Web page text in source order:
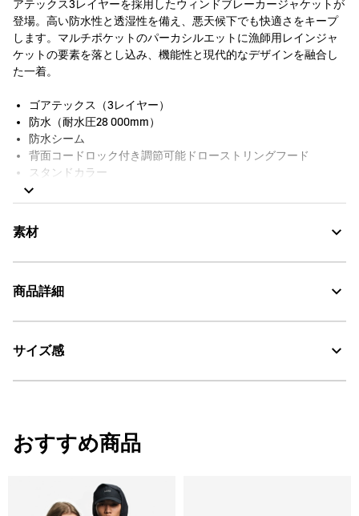
アテックス3レイヤーを採用したウィンドブレーカージャケットが
登場。高い防水性と透湿性を備え、悪天候下でも快適さをキープ
します。マルチポケットのパーカシルエットに漁師用レインジャ
ケットの要素を落とし込み、機能性と現代的なデザインを融合し
た一着。
ゴアテックス（3レイヤー）
防水（耐水圧28 000mm）
防水シーム
背面コードロック付き調節可能ドローストリングフード
スタンドカラー
肩に反射ストリップ×2
ベルクロ留めプラケット下にダブルジップフロント
ベルクロ留めフロントフラップポケット×2
ジップ付きサイドハンドポケット×2
背面ベンチレーションホール
内側ジップポケット×1
裏地なし
素材
Water Proof：防水
30℃を限度とし、通常の洗濯処理。
タンブル乾燥が可能、低温乾燥：排気温度の上限は最高
60℃。
商品詳細
・色：ノワール（ブラック） (002)
サイズ感
サイズ
M
おすすめ商品